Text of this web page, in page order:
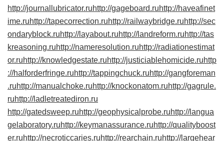
http://journallubricator.ruhttp://gageboard.ruhttp://haveafinet
ime.ruhttp://tapecorrection.ruhttp://railwaybridge.ruhttp://sec
ondaryblock.ruhttp://layabout.ruhttp://landreform.ruhttp://tas
kreasoning.ruhttp://nameresolution.ruhttp://radiationestimat
or.ruhttp://knowledgestate.ruhttp://justiciablehomicide.ruhttp
://halforderfringe.ruhttp://tappingchuck.ruhttp://gangforeman
.ruhttp://manualchoke.ruhttp://knockonatom.ruhttp://gagrule.
ruhttp://ladletreatediron.ru
http://gatedsweep.ruhttp://geophysicalprobe.ruhttp://langua
gelaboratory.ruhttp://keymanassurance.ruhttp://qualityboost
er.ruhttp://necroticcaries.ruhttp://rearchain.ruhttp://largehear